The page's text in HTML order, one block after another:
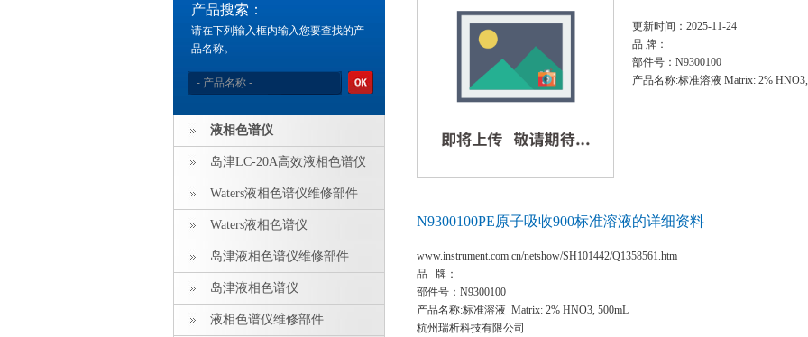
产品搜索：
请在下列输入框内输入您要查找的产
品名称。
液相色谱仪
岛津LC-20A高效液相色谱仪
Waters液相色谱仪维修部件
Waters液相色谱仪
岛津液相色谱仪维修部件
岛津液相色谱仪
液相色谱仪维修部件
更新时间：2025-11-24
品 牌：
部件号：N9300100
产品名称:标准溶液 Matrix: 2%
N9300100PE原子吸收900标准溶液的详细资料
www.instrument.com.cn/netshow/SH101442/Q1358561.htm
品 牌：
部件号：N9300100
产品名称:标准溶液 Matrix: 2% HNO3, 500mL
杭州瑞析科技有限公司